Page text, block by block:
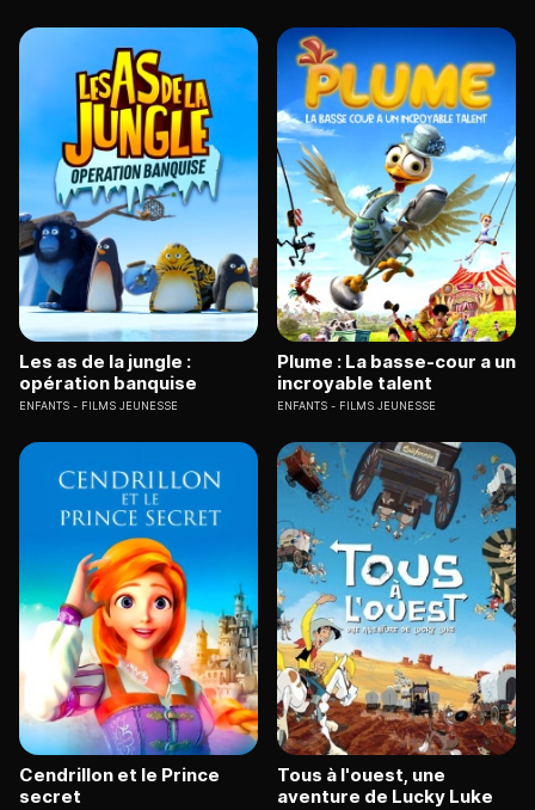
Les as de la jungle :
opération banquise
ENFANTS FILMS JEUNESSE
Plume : La basse-cour a un
incroyable talent
ENFANTS FILMS JEUNESSE
Cendrillon et le Prince
secret
Tous à l'ouest, une
aventure de Lucky Luke